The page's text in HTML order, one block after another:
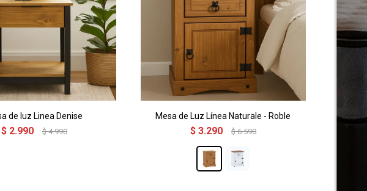
de luz Linea Denise
$ 2.990 $ 4.990
Mesa de Luz Línea Naturale - Roble
$ 3.290 $ 6.590